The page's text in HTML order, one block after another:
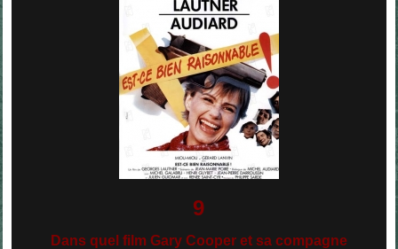
9
Dans quel film Gary Cooper et sa compagne